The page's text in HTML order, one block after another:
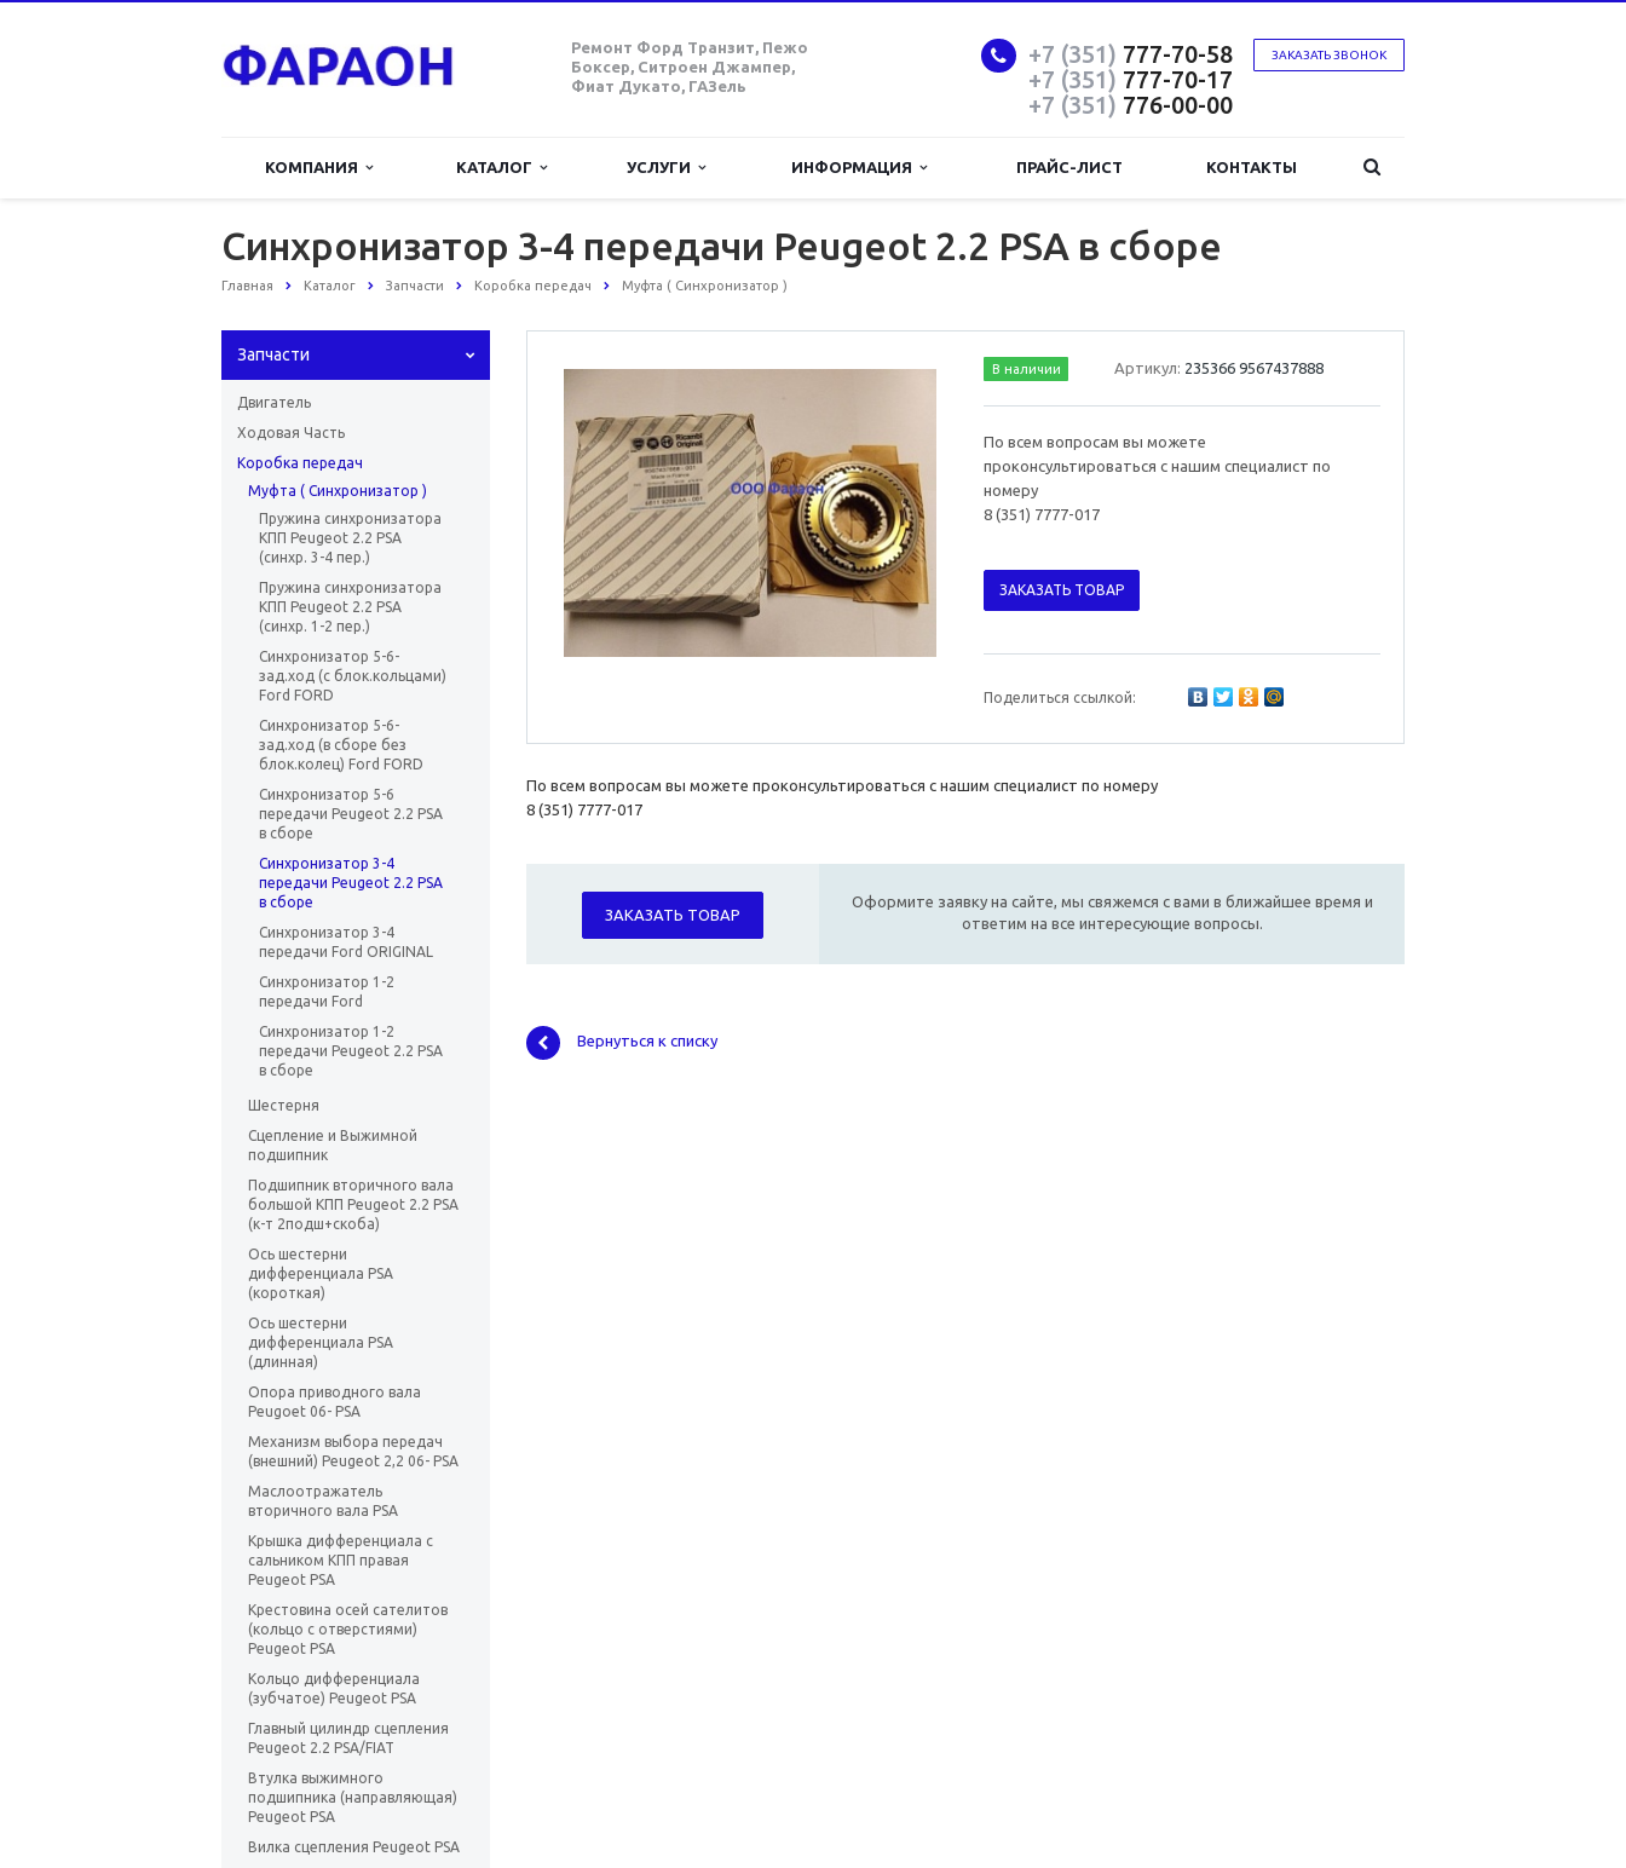
Ремонт Форд Транзит, Пежо
Боксер, Ситроен Джампер,
Фиат Дукато, ГАЗель
ЗАКАЗАТЬ ЗВОНОК
+7 (351) 777-70-58
+7 (351) 777-70-17
+7 (351) 776-00-00
КОМПАНИЯ КАТАЛОГ УСЛУГИ ИНФОРМАЦИЯ ПРАЙС-ЛИСТ КОНТАКТЫ
Синхронизатор 3-4 передачи Peugeot 2.2 PSA в сборе
Главная Каталог Запчасти Коробка передач Муфта ( Синхронизатор )
Запчасти
Двигатель
Ходовая Часть
Коробка передач
Муфта ( Синхронизатор )
Пружина синхронизатора
КПП Peugeot 2.2 PSA
(синхр. 3-4 пер.)
Пружина синхронизатора
КПП Peugeot 2.2 PSA
(синхр. 1-2 пер.)
Синхронизатор 5-6-
зад.ход (с блок.кольцами)
Ford FORD
Синхронизатор 5-6-
зад.ход (в сборе без
блок.колец) Ford FORD
Синхронизатор 5-6
передачи Peugeot 2.2 PSA
в сборе
Синхронизатор 3-4
передачи Peugeot 2.2 PSA
в сборе
Синхронизатор 3-4
передачи Ford ORIGINAL
Синхронизатор 1-2
передачи Ford
Синхронизатор 1-2
передачи Peugeot 2.2 PSA
в сборе
Шестерня
Сцепление и Выжимной
подшипник
Подшипник вторичного вала
большой КПП Peugeot 2.2 PSA
(к-т 2подш+скоба)
Ось шестерни
дифференциала PSA
(короткая)
Ось шестерни
дифференциала PSA
(длинная)
Опора приводного вала
Peugoet 06- PSA
Механизм выбора передач
(внешний) Peugeot 2,2 06- PSA
Маслоотражатель
вторичного вала PSA
Крышка дифференциала с
сальником КПП правая
Peugeot PSA
Крестовина осей сателитов
(кольцо с отверстиями)
Peugeot PSA
Кольцо дифференциала
(зубчатое) Peugeot PSA
Главный цилиндр сцепления
Peugeot 2.2 PSA/FIAT
Втулка выжимного
подшипника (направляющая)
Peugeot PSA
Вилка сцепления Peugeot PSA
В наличии Артикул: 235366 9567437888
По всем вопросам вы можете
проконсультироваться с нашим специалист по
номеру
8 (351) 7777-017
ЗАКАЗАТЬ ТОВАР
Поделиться ссылкой:
По всем вопросам вы можете проконсультироваться с нашим специалист по номеру
8 (351) 7777-017
ЗАКАЗАТЬ ТОВАР
Оформите заявку на сайте, мы свяжемся с вами в ближайшее время и
ответим на все интересующие вопросы.
Вернуться к списку